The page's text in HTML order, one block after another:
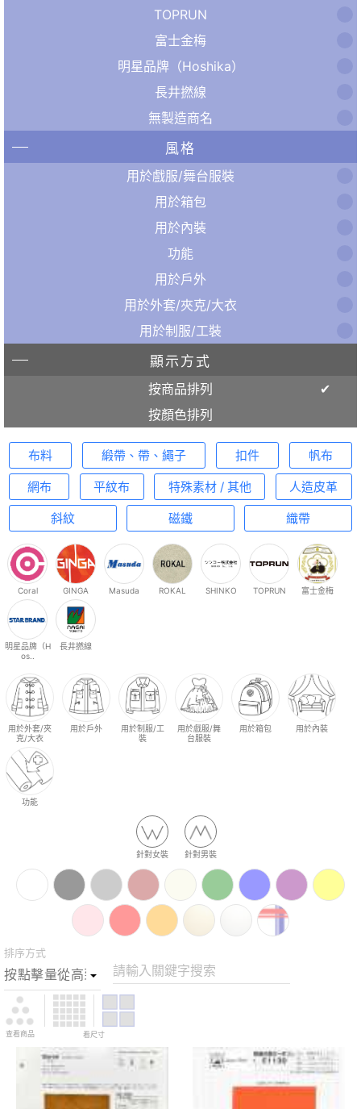
TOPRUN
富士金梅
明星品牌（Hoshika）
長井撚線
無製造商名
風格
用於戲服/舞台服裝
用於箱包
用於內裝
功能
用於戶外
用於外套/夾克/大衣
用於制服/工裝
顯示方式
按商品排列
按顏色排列
布料 緞帶、帶、繩子 扣件 帆布
網布 平紋布 特殊素材 / 其他 人造皮革
斜紋 磁鐵 織帶
Coral GINGA Masuda ROKAL SHINKO TOPRUN 富士金梅
明星品牌（H
os..
長井撚線
用於外套/夾
克/大衣
用於戶外
用於制服/工
裝
用於戲服/舞
台服裝
用於箱包 用於內裝
功能
針對女裝 針對男裝
排序方式
請輸入關鍵字搜索
查看商品 看尺寸